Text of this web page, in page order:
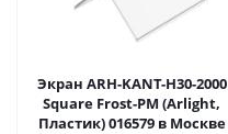
Экран ARH-KANT-H30-2000
Square Frost-PM (Arlight,
Пластик) 016579 в Москве